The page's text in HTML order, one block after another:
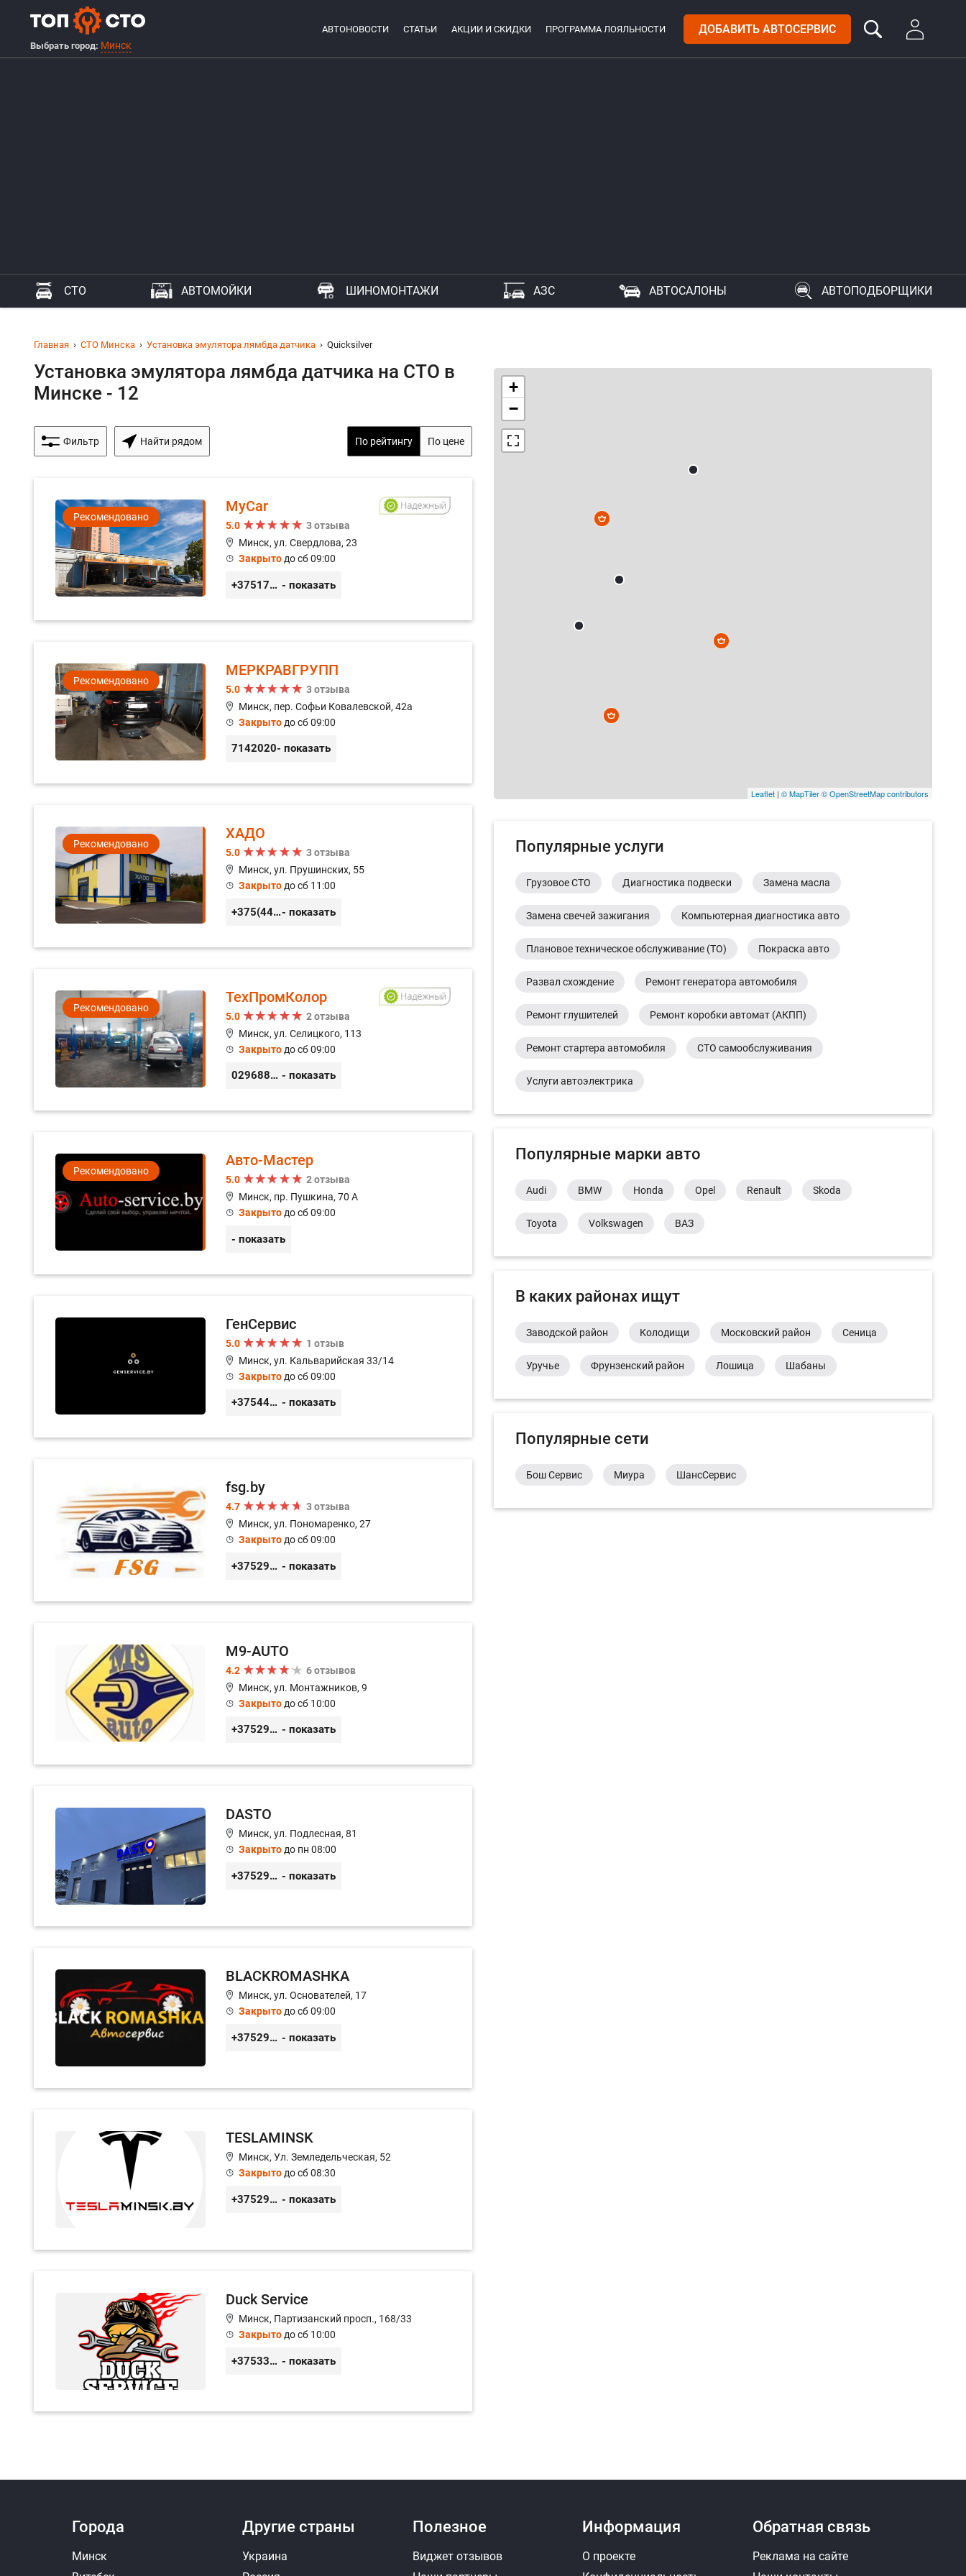
Выбрать город: Минск
АВТОНОВОСТИ СТАТЬИ АКЦИИ И СКИДКИ ПРОГРАММА ЛОЯЛЬНОСТИ ДОБАВИТЬ АВТОСЕРВИС
СТО АВТОМОЙКИ ШИНОМОНТАЖИ АЗС АВТОСАЛОНЫ АВТОПОДБОРЩИКИ
Главная СТО Минска Установка эмулятора лямбда датчика Quicksilver
Установка эмулятора лямбда датчика на СТО в
Минске - 12
Фильтр Найти рядом По рейтингу По цене
Рекомендовано
MyCar
5.0
3 отзыва
Минск, ул. Свердлова, 23
Закрытодо сб 09:00
+375173212443 - показать
Рекомендовано
МЕРКРАВГРУПП
5.0
3 отзыва
Минск, пер. Софьи Ковалевской, 42а
Закрытодо сб 09:00
7142020- показать
Рекомендовано
ХАДО
5.0
3 отзыва
Минск, ул. Прушинских, 55
Закрытодо сб 11:00
+375(44) 559-27-77- показать
Рекомендовано
ТехПромКолор
5.0
2 отзыва
Минск, ул. Селицкого, 113
Закрытодо сб 09:00
0296889898 - показать
Рекомендовано
Авто-Мастер
5.0
2 отзыва
Минск, пр. Пушкина, 70 А
Закрытодо сб 09:00
- показать
ГенСервис
5.0
1 отзыв
Минск, ул. Кальварийская 33/14
Закрытодо сб 09:00
+375444649592 - показать
fsg.by
4.7
3 отзыва
Минск, ул. Пономаренко, 27
Закрытодо сб 09:00
+375291882338 - показать
M9-AUTO
4.2
6 отзывов
Минск, ул. Монтажников, 9
Закрытодо сб 10:00
+375299395764 - показать
DASTO
Минск, ул. Подлесная, 81
Закрытодо пн 08:00
+375296606560 - показать
BLACKROMASHKA
Минск, ул. Основателей, 17
Закрытодо сб 09:00
+375296651188 - показать
TESLAMINSK
Минск, Ул. Земледельческая, 52
Закрытодо сб 08:30
+375291335101 - показать
Duck Service
Минск, Партизанский просп., 168/33
Закрытодо сб 10:00
+375333416710 - показать
+
−
Leaflet | © MapTiler© OpenStreetMap contributors
Популярные услуги
Грузовое СТО Диагностика подвески Замена масла
Замена свечей зажигания Компьютерная диагностика авто
Плановое техническое обслуживание (ТО) Покраска авто
Развал схождение Ремонт генератора автомобиля
Ремонт глушителей Ремонт коробки автомат (АКПП)
Ремонт стартера автомобиля СТО самообслуживания
Услуги автоэлектрика
Популярные марки авто
Audi BMW Honda Opel Renault Skoda
Toyota Volkswagen ВАЗ
В каких районах ищут
Заводской район Колодищи Московский район Сеница
Уручье Фрунзенский район Лошица Шабаны
Популярные сети
Бош Сервис Миура ШансСервис
Города
Минск
Другие страны
Украина
Полезное
Виджет отзывов
Информация
О проекте
Обратная связь
Реклама на сайте